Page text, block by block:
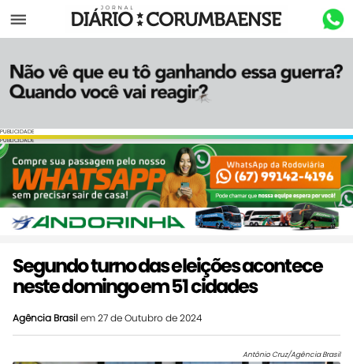
Menu
PUBLICIDADE
PUBLICIDADE
Segundo turno das eleições acontece
neste domingo em 51 cidades
Agência Brasilem 27 de Outubro de 2024
Antônio Cruz/Agência Brasil